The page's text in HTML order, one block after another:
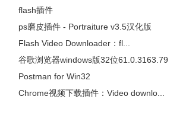
flash插件
ps磨皮插件 - Portraiture v3.5汉化版
Flash Video Downloader：fl...
谷歌浏览器windows版32位61.0.3163.79
Postman for Win32
Chrome视频下载插件：Video downlo...